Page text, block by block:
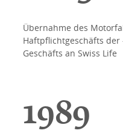
Übernahme des
Haftpflichtgeschäfts der
Geschäfts an Swiss Life
1989